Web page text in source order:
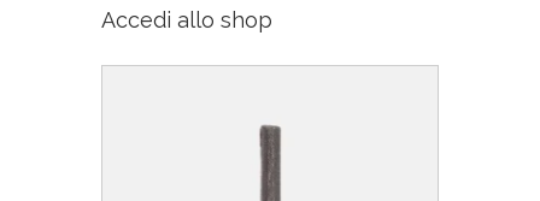
Accedi allo shop